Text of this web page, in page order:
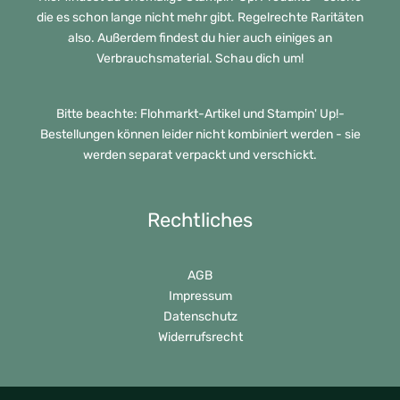
die es schon lange nicht mehr gibt. Regelrechte Raritäten
also. Außerdem findest du hier auch einiges an
Verbrauchsmaterial. Schau dich um!
Bitte beachte: Flohmarkt-Artikel und Stampin' Up!-
Bestellungen können leider nicht kombiniert werden - sie
werden separat verpackt und verschickt.
Rechtliches
AGB
Impressum
Datenschutz
Widerrufsrecht